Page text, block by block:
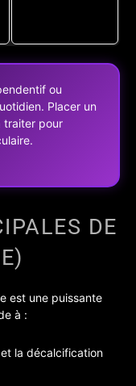
ou
Placer un
traiter pour
DE
est une puissante
à :
la décalcification